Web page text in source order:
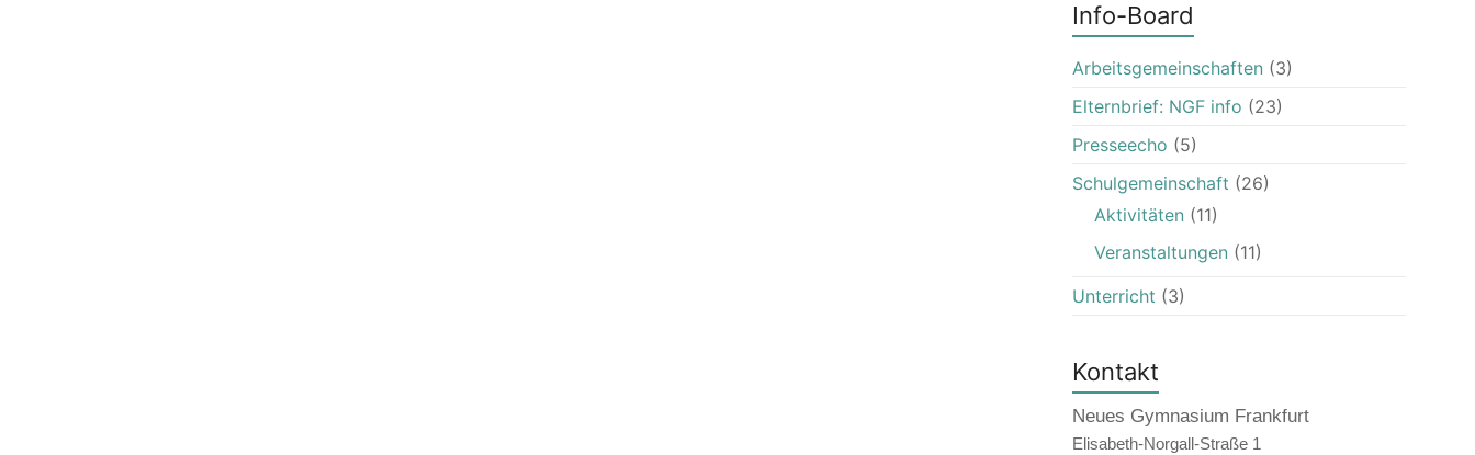
Info-Board
Arbeitsgemeinschaften (3)
Elternbrief: NGF info (23)
Presseecho (5)
Schulgemeinschaft (26)
Aktivitäten (11)
Veranstaltungen (11)
Unterricht (3)
Kontakt
Neues Gymnasium Frankfurt
Elisabeth-Norgall-Straße 1